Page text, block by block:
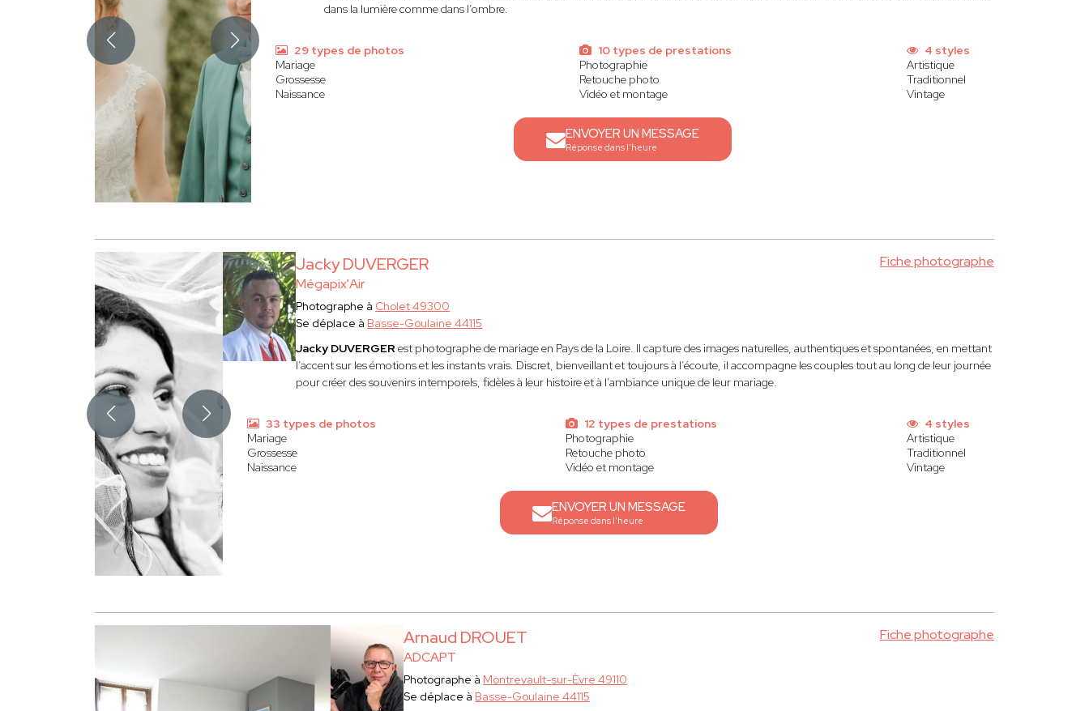
dans la lumière comme dans l’ombre.
29 types de photos
Mariage
Grossesse
Naissance
10 types de prestations
Photographie
Retouche photo
Vidéo et montage
4 styles
Artistique
Traditionnel
Vintage
ENVOYER UN MESSAGE
Réponse dans l'heure
Jacky DUVERGER
Mégapix'Air
Fiche photographe
Photographe à Cholet 49300
Se déplace à Basse-Goulaine 44115
Jacky DUVERGERest photographe de mariage en Pays de la Loire. Il capture des images naturelles, authentiques et spontanées, en mettant
l’accent sur les émotions et les instants vrais. Discret, bienveillant et toujours à l’écoute, il accompagne les couples tout au long de leur journée
pour créer des souvenirs intemporels, fidèles à leur histoire et à l’ambiance unique de leur mariage.
33 types de photos
Mariage
Grossesse
Naissance
12 types de prestations
Photographie
Retouche photo
Vidéo et montage
4 styles
Artistique
Traditionnel
Vintage
ENVOYER UN MESSAGE
Réponse dans l'heure
Arnaud DROUET
ADCAPT
Fiche photographe
Photographe à Montrevault-sur-Èvre 49110
Se déplace à Basse-Goulaine 44115